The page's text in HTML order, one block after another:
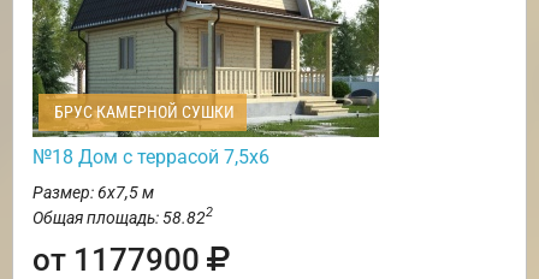
БРУС КАМЕРНОЙ СУШКИ
№18 Дом с террасой 7,5х6
Размер: 6х7,5 м
Общая площадь: 58.822
от 1177900